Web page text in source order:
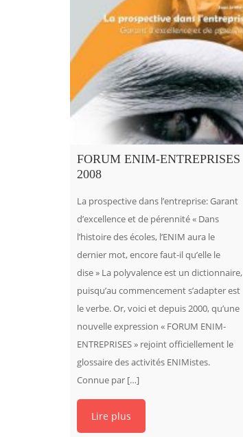
FORUM ENIM-ENTREPRISES
2008
La prospective dans l’entreprise: Garant
d’excellence et de pérennité « Dans
l’histoire des écoles, l’ENIM aura le
dernier mot, encore faut-il qu’elle le
dise » La polyvalence est un dictionnaire,
puisqu’au commencement s’adapter est
le verbe. Or, voici et depuis 2000, qu’une
nouvelle expression « FORUM ENIM-
ENTREPRISES » rejoint officiellement le
glossaire des activités ENIMistes.
Connue par […]
Lire plus